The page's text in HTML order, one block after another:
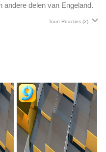
andere delen van Engeland.
Toon Reacties (2)